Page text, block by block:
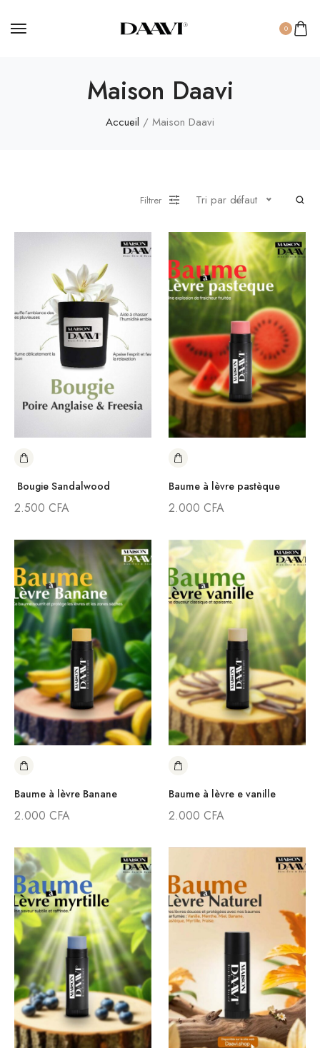
0
Maison Daavi
Accueil / Maison Daavi
Filtrer Tri par défaut
Bougie Sandalwood
2.500 CFA
Baume à lèvre pastèque
2.000 CFA
Baume à lèvre Banane
2.000 CFA
Baume à lèvre e vanille
2.000 CFA